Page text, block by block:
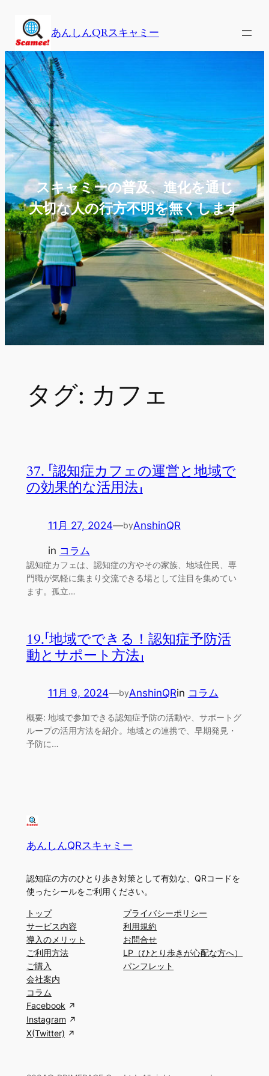
ス
キ
ッ
プ
あんしんQRスキャミー
スキャミーの普及、進化を通じ
大切な人の行方不明を無くします
タグ: カフェ
37. 「認知症カフェの運営と地域で
の効果的な活用法」
11月 27, 2024—byAnshinQR
in コラム
認知症カフェは、認知症の方やその家族、地域住民、専
門職が気軽に集まり交流できる場として注目を集めてい
ます。孤立…
19.「地域でできる！認知症予防活
動とサポート方法」
11月 9, 2024—byAnshinQRin コラム
概要: 地域で参加できる認知症予防の活動や、サポートグ
ループの活用方法を紹介。地域との連携で、早期発見・
予防に…
あんしんQRスキャミー
認知症の方のひとり歩き対策として有効な、QRコードを
使ったシールをご利用ください。
トップ
サービス内容
導入のメリット
ご利用方法
ご購入
会社案内
コラム
プライバシーポリシー
利用規約
お問合せ
LP（ひとり歩きが心配な方へ）
パンフレット
Facebook
Instagram
X(Twitter)